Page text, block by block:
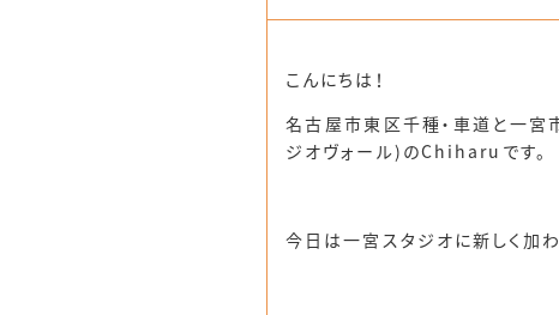
こんにちは！
名古屋市東区千種・車道と一
ジオヴォール)のChiharuです。
今日は一宮スタジオに新しく加わ